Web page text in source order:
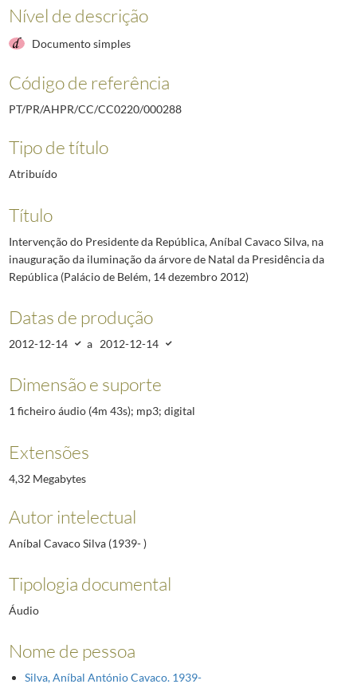
Nível de descrição
Documento simples
Código de referência
PT/PR/AHPR/CC/CC0220/000288
Tipo de título
Atribuído
Título
Intervenção do Presidente da República, Aníbal Cavaco Silva, na
inauguração da iluminação da árvore de Natal da Presidência da
República (Palácio de Belém, 14 dezembro 2012)
Datas de produção
2012-12-14 a 2012-12-14
Dimensão e suporte
1 ficheiro áudio (4m 43s); mp3; digital
Extensões
4,32 Megabytes
Autor intelectual
Aníbal Cavaco Silva (1939- )
Tipologia documental
Áudio
Nome de pessoa
Silva, Aníbal António Cavaco. 1939-